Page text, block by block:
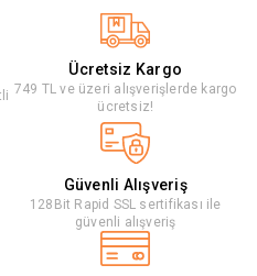
Ücretsiz Kargo
749 TL ve üzeri alışverişlerde kargo
ücretsiz!
Güvenli Alışveriş
128Bit Rapid SSL sertifikası ile
güvenli alışveriş